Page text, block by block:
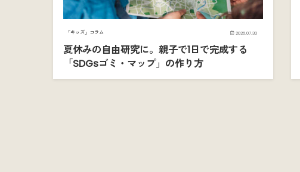
「キッズ」コラム 2026.07.30
夏休みの自由研究に。親子で1日で完成する
「SDGsゴミ・マップ」の作り方